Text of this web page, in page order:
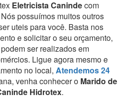
Eletricista Canindecom
Nós possuímos muitos outros
uteis para você. Basta nos
e solicitar o seu orçamento,
ser realizados em
Ligue agora mesmo e
no local, Atendemos 24
venha conhecer o Marido de
Hidrotex.